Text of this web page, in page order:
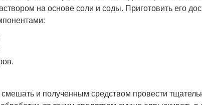
на основе соли и соды. Приготовить его
и полученным средством провести